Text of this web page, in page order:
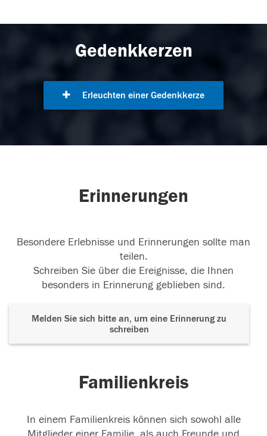
Gedenkkerzen
Erleuchten einer Gedenkkerze
Erinnerungen
Besondere Erlebnisse und Erinnerungen sollte man
teilen.
Schreiben Sie über die Ereignisse, die Ihnen
besonders in Erinnerung geblieben sind.
Melden Sie sich bitte an, um eine Erinnerung zu
schreiben
Familienkreis
In einem Familienkreis können sich sowohl alle